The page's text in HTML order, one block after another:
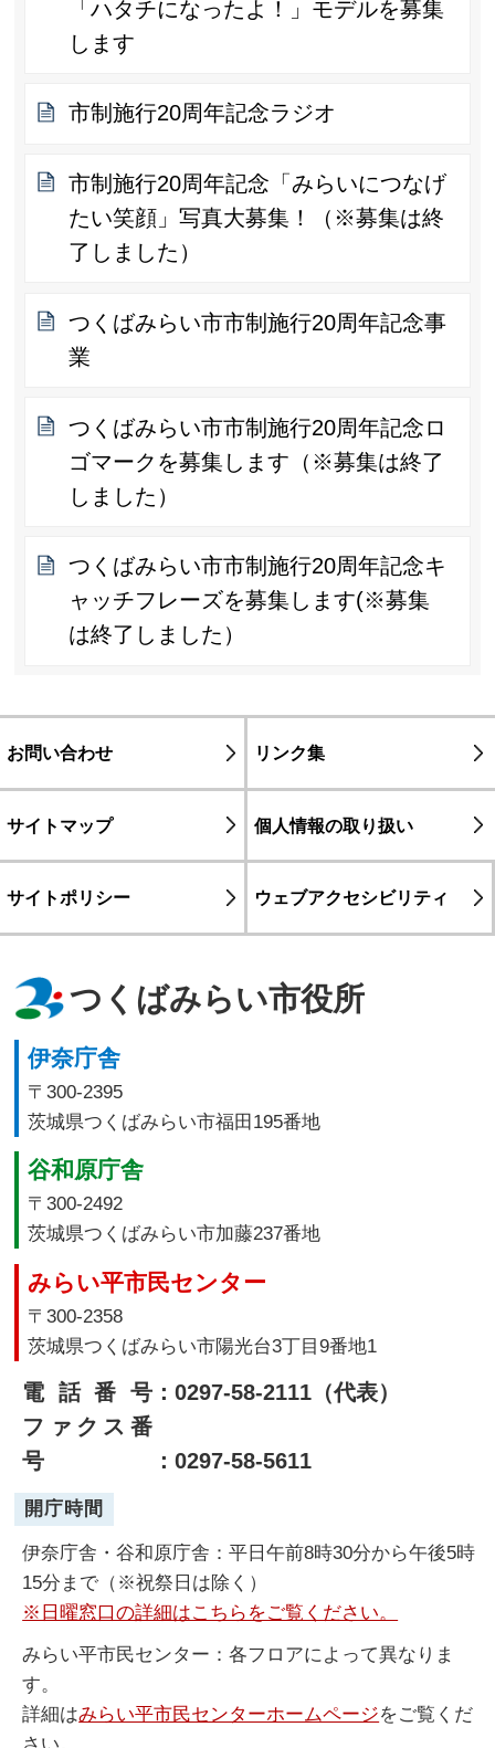
「ハタチになったよ！」モデルを募集
します
市制施行20周年記念ラジオ
市制施行20周年記念「みらいにつなげ
たい笑顔」写真大募集！（※募集は終
了しました）
つくばみらい市市制施行20周年記念事
業
つくばみらい市市制施行20周年記念ロ
ゴマークを募集します（※募集は終了
しました）
つくばみらい市市制施行20周年記念キ
ャッチフレーズを募集します(※募集
は終了しました）
お問い合わせ リンク集
サイトマップ 個人情報の取り扱い
サイトポリシー ウェブアクセシビリティ
つくばみらい市役所
伊奈庁舎
〒300-2395
茨城県つくばみらい市福田195番地
谷和原庁舎
〒300-2492
茨城県つくばみらい市加藤237番地
みらい平市民センター
〒300-2358
茨城県つくばみらい市陽光台3丁目9番地1
電話番号：0297-58-2111（代表）
ファクス番
号
：0297-58-5611
開庁時間
伊奈庁舎・谷和原庁舎：平日午前8時30分から午後5時
15分まで（※祝祭日は除く）
※日曜窓口の詳細はこちらをご覧ください。
みらい平市民センター：各フロアによって異なりま
す。
詳細はみらい平市民センターホームページをご覧くだ